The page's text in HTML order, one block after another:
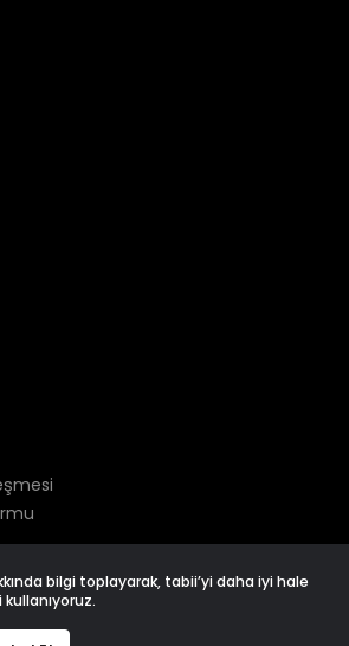
bilgi toplayarak, tabii’yi daha iyi hale